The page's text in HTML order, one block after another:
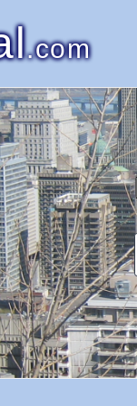
.com